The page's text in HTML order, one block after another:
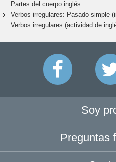
Partes del cuerpo inglés
Verbos irregulares: Pasado simple
Verbos irregulares (actividad de
Soy
Preguntas